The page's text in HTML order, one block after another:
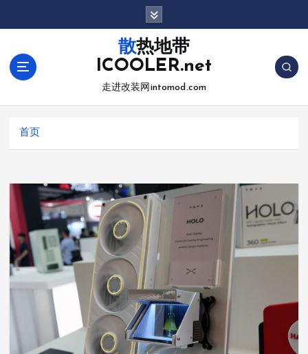
散热地带
ICOOLER.net
走进改装网intomod.com
首页